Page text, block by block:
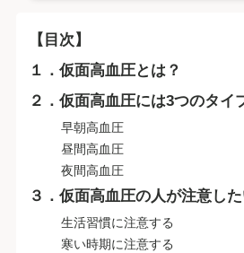
【目次】
１．仮面高血圧とは？
２．仮面高血圧には3つのタイ
早朝高血圧
昼間高血圧
夜間高血圧
３．仮面高血圧の人が注意し
生活習慣に注意する
寒い時期に注意する